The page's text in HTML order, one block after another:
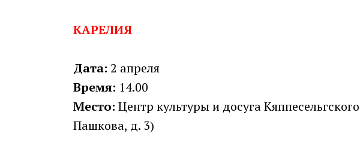
КАРЕЛИЯ
Дата: 2 апреля
Время: 14.00
Место: Центр культуры и досуга
Пашкова, д. 3)